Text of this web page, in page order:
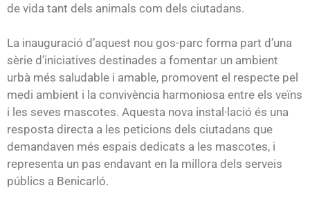
de vida tant dels animals com dels ciutadans.
La inauguració d’aquest nou gos-parc forma part d’una
sèrie d’iniciatives destinades a fomentar un ambient
urbà més saludable i amable, promovent el respecte pel
medi ambient i la convivència harmoniosa entre els veïns
i les seves mascotes. Aquesta nova instal·lació és una
resposta directa a les peticions dels ciutadans que
demandaven més espais dedicats a les mascotes, i
representa un pas endavant en la millora dels serveis
públics a Benicarló.